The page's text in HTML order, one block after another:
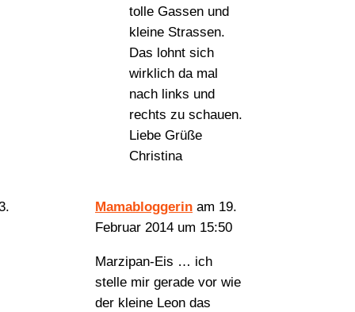
tolle Gassen und
kleine Strassen.
Das lohnt sich
wirklich da mal
nach links und
rechts zu schauen.
Liebe Grüße
Christina
Mamabloggerin am 19.
Februar 2014 um 15:50
Marzipan-Eis … ich
stelle mir gerade vor wie
der kleine Leon das